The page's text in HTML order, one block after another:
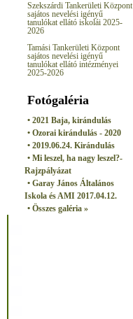
Szekszárdi Tankerületi Központ
sajátos nevelési igényű
tanulókat ellátó iskolái 2025-
2026
Tamási Tankerületi Központ
sajátos nevelési igényű
tanulókat ellátó intézményei
2025-2026
Fotógaléria
• 2021 Baja, kirándulás
• Ozorai kirándulás - 2020
• 2019.06.24. Kirándulás
• Mi leszel, ha nagy leszel?-
Rajzpályázat
• Garay János Általános
Iskola és AMI 2017.04.12.
• Összes galéria »